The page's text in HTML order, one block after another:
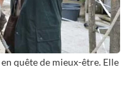
en quête de mieux-être. Elle